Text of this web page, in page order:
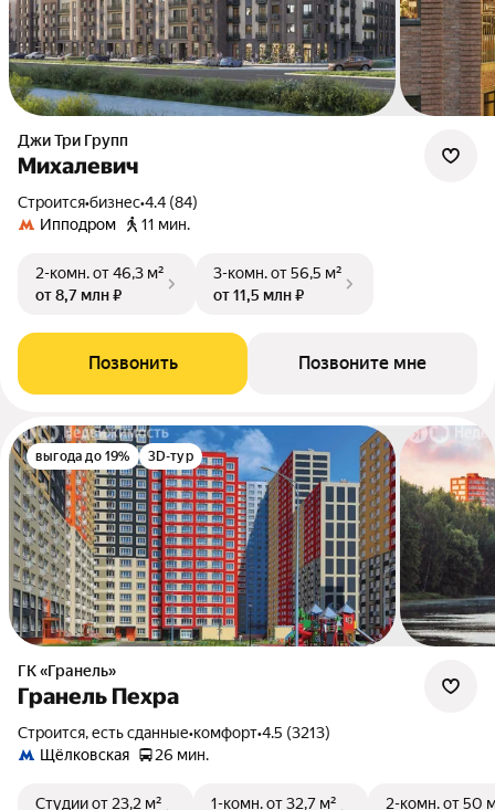
Джи Три Групп
Михалевич
Строится•бизнес•4.4 (84)
Ипподром
11 мин.
2-комн.от 46,3 м²
от 8,7 млн ₽
3-комн.от 56,5 м²
от 11,5 млн ₽
Позвонить Позвоните мне
выгода до 19% 3D-тур
ГК «Гранель»
Гранель Пехра
Строится, есть сданные•комфорт•4.5 (3213)
Щёлковская
26 мин.
Студииот 23,2 м² 1-комн.от 32,7 м² 2-комн.от 50